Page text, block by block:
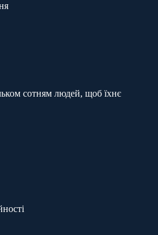
сотням людей, щоб їхнє